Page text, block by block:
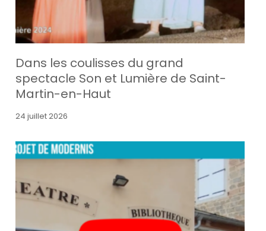
Dans les coulisses du grand
spectacle Son et Lumière de Saint-
Martin-en-Haut
24 juillet 2026